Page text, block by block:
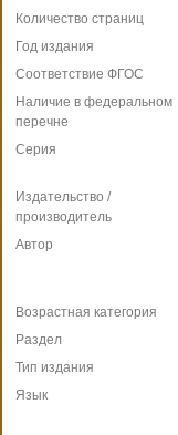
Количество страниц
Год издания
Соответствие ФГОС
Наличие в федеральном
перечне
Серия
Издательство /
производитель
Автор
Возрастная категория
Раздел
Тип издания
Язык